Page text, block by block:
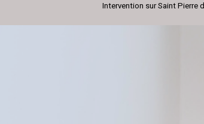
Intervention sur Saint Pierre